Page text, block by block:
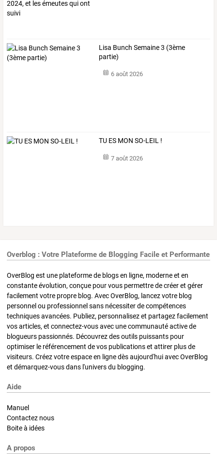
Lisa Bunch Semaine 3 (3ème
partie)
6 août 2026
TU ES MON SO-LEIL !
7 août 2026
Overblog : Votre Plateforme de Blogging Facile et Performante
OverBlog est une plateforme de blogs en ligne, moderne et en
constante évolution, conçue pour vous permettre de créer et gérer
facilement votre propre blog. Avec OverBlog, lancez votre blog
personnel ou professionnel sans nécessiter de compétences
techniques avancées. Publiez, personnalisez et partagez facilement
vos articles, et connectez-vous avec une communauté active de
blogueurs passionnés. Découvrez des outils puissants pour
optimiser le référencement de vos publications et attirer plus de
visiteurs. Créez votre espace en ligne dès aujourd'hui avec OverBlog
et démarquez-vous dans l'univers du blogging.
Aide
Manuel
Contactez nous
Boite à idées
A propos